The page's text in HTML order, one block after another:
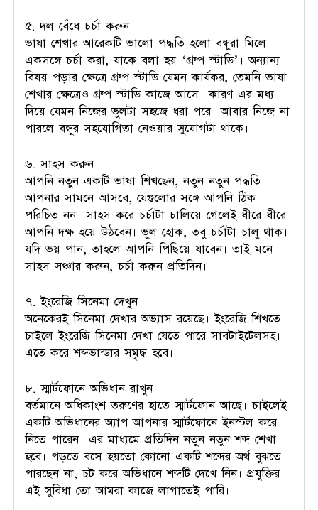
৫. দল বেঁধে চর্চা করুন
ভাষা শেখার আরেকটি ভালো পদ্ধতি হলো বন্ধুরা মিলে
একসঙ্গে চর্চা করা, যাকে বলা হয় ‘গ্রুপ স্টাডি’। অন্যান্য
বিষয় পড়ার ক্ষেত্রে গ্রুপ স্টাডি যেমন কার্যকর, তেমনি ভাষা
শেখার ক্ষেত্রেও গ্রুপ স্টাডি কাজে আসে। কারণ এর মধ্য
দিয়ে যেমন নিজের ভুলটা সহজে ধরা পরে। আবার নিজে না
পারলে বন্ধুর সহযোগিতা নেওয়ার সুযোগটা থাকে।
৬. সাহস করুন
আপনি নতুন একটি ভাষা শিখছেন, নতুন নতুন পদ্ধতি
আপনার সামনে আসবে, যেগুলোর সঙ্গে আপনি ঠিক
পরিচিত নন। সাহস করে চর্চাটা চালিয়ে গেলেই ধীরে ধীরে
আপনি দক্ষ হয়ে উঠবেন। ভুল হোক, তবু চর্চাটা চালু থাক।
যদি ভয় পান, তাহলে আপনি পিছিয়ে যাবেন। তাই মনে
সাহস সঞ্চার করুন, চর্চা করুন প্রতিদিন।
৭. ইংরেজি সিনেমা দেখুন
অনেকেরই সিনেমা দেখার অভ্যাস রয়েছে। ইংরেজি শিখতে
চাইলে ইংরেজি সিনেমা দেখা যেতে পারে সাবটাইটেলসহ।
এতে করে শব্দভান্ডার সমৃদ্ধ হবে।
৮. স্মার্টফোনে অভিধান রাখুন
বর্তমানে অধিকাংশ তরুণের হাতে স্মার্টফোন আছে। চাইলেই
একটি অভিধানের অ্যাপ আপনার স্মার্টফোনে ইনস্টল করে
নিতে পারেন। এর মাধ্যমে প্রতিদিন নতুন নতুন শব্দ শেখা
হবে। পড়তে বসে হয়তো কোনো একটি শব্দের অর্থ বুঝতে
পারছেন না, চট করে অভিধানে শব্দটি দেখে নিন। প্রযুক্তির
এই সুবিধা তো আমরা কাজে লাগাতেই পারি।